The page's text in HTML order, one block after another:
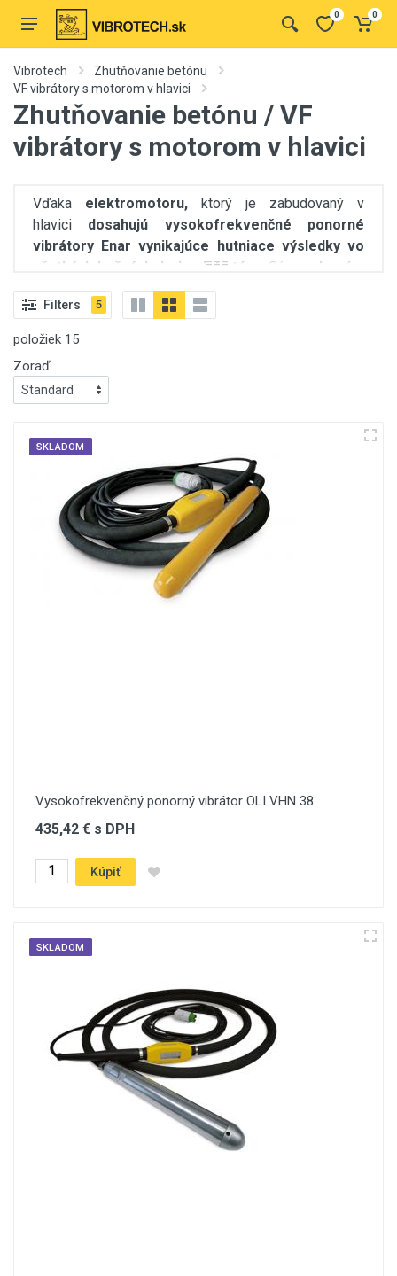
0 0
Vibrotech
Zhutňovanie betónu
VF vibrátory s motorom v hlavici
Zhutňovanie betónu / VF
vibrátory s motorom v hlavici
Vďaka elektromotoru, ktorý je zabudovaný v
hlavici dosahujú vysokofrekvenčné ponorné
vibrátory Enar vynikajúce hutniace výsledky vo
všetkých bežných druhoch betónu
. Sú
vyrobené z
kvalitných materiálov,vďaka čomu sú odolné voči
poškodeniu a majú dlhú životnosť. Ich výhodou je
univerzálnosť a vysoký výkon, čím sú vhodné
menších stavbách
===
Filters 5
položiek 15
Zoraď
SKLADOM
Vysokofrekvenčný ponorný vibrátor OLI VHN 38
435,42 € s DPH
Kúpiť
SKLADOM